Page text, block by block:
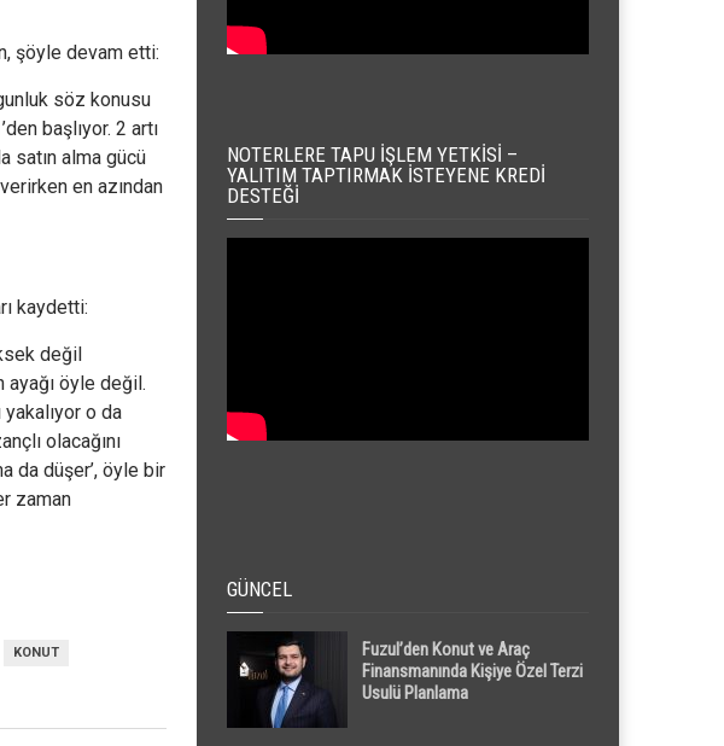
şöyle devam etti:
söz konusu
başlıyor. 2 artı
satın alma gücü
en azından
kaydetti:
değil
ayağı öyle değil.
o da
olacağını
da düşer’, öyle bir
zaman
KONUT
NOTERLERE TAPU İŞLEM YETKISI –
YALITIM TAPTIRMAK İSTEYENE KREDI
DESTEĞI
GÜNCEL
Fuzul’den Konut ve Araç
Finansmanında Kişiye Özel Terzi
Usulü Planlama